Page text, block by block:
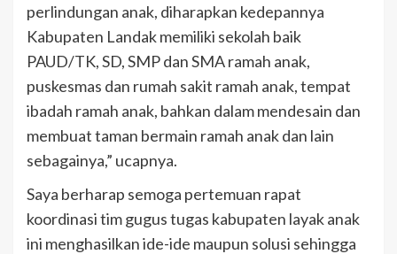
perlindungan anak, diharapkan kedepannya
Kabupaten Landak memiliki sekolah baik
PAUD/TK, SD, SMP dan SMA ramah anak,
puskesmas dan rumah sakit ramah anak, tempat
ibadah ramah anak, bahkan dalam mendesain dan
membuat taman bermain ramah anak dan lain
sebagainya,” ucapnya.
Saya berharap semoga pertemuan rapat
koordinasi tim gugus tugas kabupaten layak anak
ini menghasilkan ide-ide maupun solusi sehingga